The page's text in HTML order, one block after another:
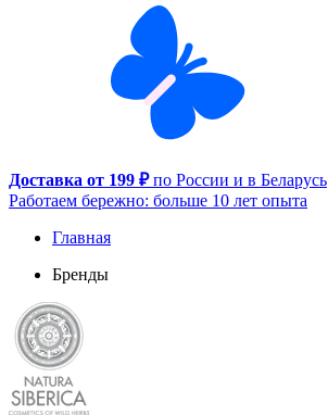
Доставка от 199 ₽по России и в Беларусь
Работаем бережно: больше 10 лет опыта
Главная
Бренды